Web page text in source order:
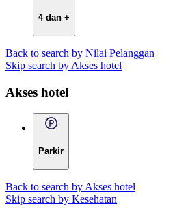
4 dan +
Back to search by Nilai Pelanggan
Skip search by Akses hotel
Akses hotel
Parkir
Back to search by Akses hotel
Skip search by Kesehatan